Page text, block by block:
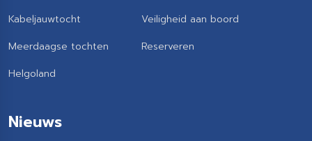
Kabeljauwtocht
Meerdaagse tochten
Helgoland
Veiligheid aan boord
Reserveren
Nieuws